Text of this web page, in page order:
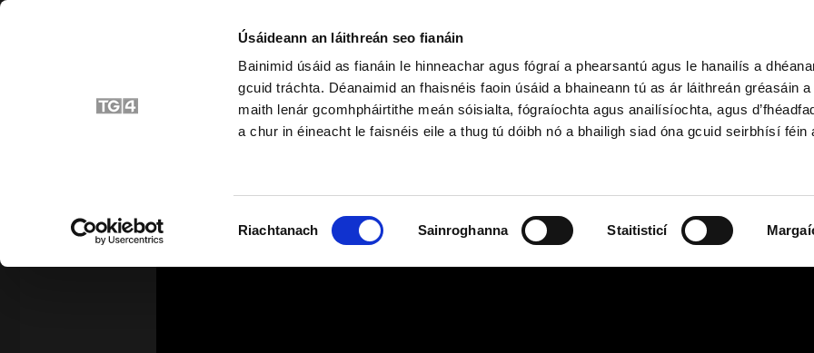
Úsáideann an láithreán seo fianáin
Bainimid úsáid as fianáin le hinneachar agus fógraí a phearsantú agus le hanailís a
gcuid tráchta. Déanaimid an fhaisnéis faoin úsáid a bhaineann tú as ár láithreán gréasáin
maith lenár gcomhpháirtithe meán sóisialta, fógraíochta agus anailísíochta, agus
a chur in éineacht le faisnéis eile a thug tú dóibh nó a bhailigh siad óna gcuid seirbhísí féin
Riachtanach Sainroghanna Staitisticí
Bunscoil Sraith Shóisearach & GCSE Ardteist, AS/